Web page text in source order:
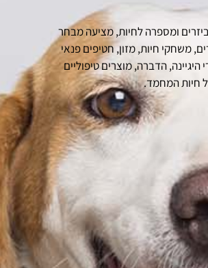
ומספרה לחיות, מציעה מבחר
משחקי חיות, מזון, חטיפים פנאי
היגיינה, הדברה, מוצרים טיפוליים
חיות המחמד.